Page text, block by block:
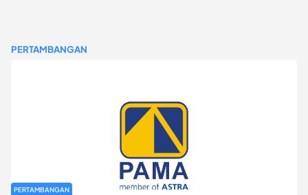
PERTAMBANGAN
PERTAMBANGAN